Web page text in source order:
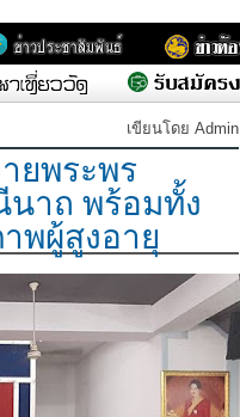
เขียนโดย Admin
ยพระพร
นาถ พร้อมทั้ง
พผู้สูงอายุ